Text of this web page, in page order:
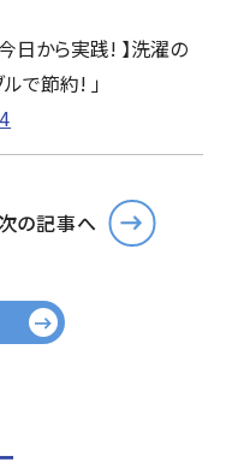
日から実践! 】洗濯の
で節約! 」
次の記事へ